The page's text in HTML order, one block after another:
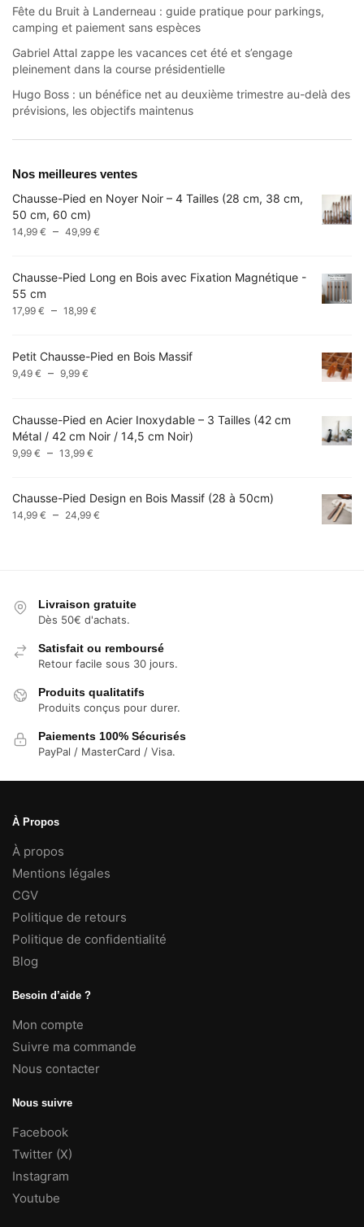
Fête du Bruit à Landerneau : guide pratique pour parkings,
camping et paiement sans espèces
Gabriel Attal zappe les vacances cet été et s’engage
pleinement dans la course présidentielle
Hugo Boss : un bénéfice net au deuxième trimestre au-delà des
prévisions, les objectifs maintenus
Nos meilleures ventes
Chausse-Pied en Noyer Noir – 4 Tailles (28 cm, 38 cm,
50 cm, 60 cm)
14,99 € – 49,99 €
14,99 €
Chausse-Pied Long en Bois avec Fixation Magnétique -
55 cm
17,99 € – 18,99 €
17,99 €
Petit Chausse-Pied en Bois Massif
9,49 € – 9,99 €
9,49 €
à
9,99 €
Chausse-Pied en Acier Inoxydable – 3 Tailles (42 cm
Métal / 42 cm Noir / 14,5 cm Noir)
9,99 € – 13,99 €
9,99 €
à
Chausse-Pied Design en Bois Massif (28 à 50cm)
14,99 € – 24,99 €
Livraison gratuite
Dès 50€ d'achats.
Satisfait ou remboursé
Retour facile sous 30 jours.
Produits qualitatifs
Produits conçus pour durer.
Paiements 100% Sécurisés
PayPal / MasterCard / Visa.
À Propos
À propos
Mentions légales
CGV
Politique de retours
Politique de confidentialité
Blog
Besoin d’aide ?
Mon compte
Suivre ma commande
Nous contacter
Nous suivre
Facebook
Twitter (X)
Instagram
Youtube